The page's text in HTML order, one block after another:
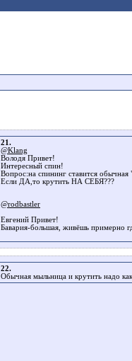
21.
@Klang
Володя Привет!
Интересный спин!
Вопрос:на спининг ставится обычная
Если ДА,то крутить НА СЕБЯ???
@rodbastler
Евгений Привет!
Бавария-большая, живёшь примерно
22.
Обычная мыльница и крутить надо